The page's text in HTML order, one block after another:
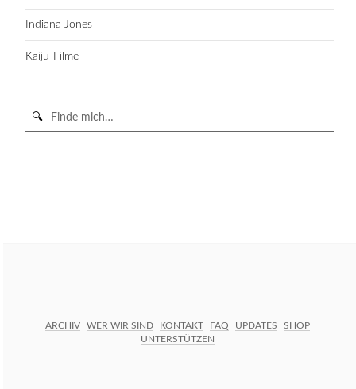
Indiana Jones
Kaiju-Filme
Suche
ARCHIV WER WIR SIND KONTAKT FAQ UPDATES
SHOP
UNTERSTÜTZEN